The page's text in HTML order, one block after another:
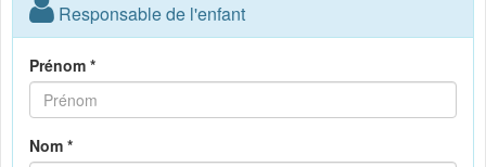
Responsable de l'enfant
Prénom *
Nom *